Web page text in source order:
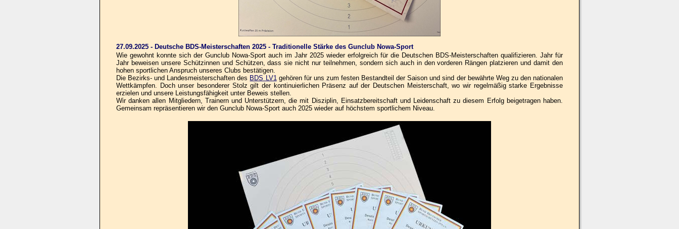
27.09.2025 - Deutsche BDS-Meisterschaften 2025 - Traditionelle Stärke des Gunclub Nowa-Sport
Wie gewohnt konnte sich der Gunclub Nowa-Sport auch im Jahr 2025 wieder erfolgreich für die Deutschen BDS-Meisterschaften qualifizieren. Jahr für
Jahr beweisen unsere Schützinnen und Schützen, dass sie nicht nur teilnehmen, sondern sich auch in den vorderen Rängen platzieren und damit den
hohen sportlichen Anspruch unseres Clubs bestätigen.
Die Bezirks- und Landesmeisterschaften des BDS LV1gehören für uns zum festen Bestandteil der Saison und sind der bewährte Weg zu den nationalen
Wettkämpfen. Doch unser besonderer Stolz gilt der kontinuierlichen Präsenz auf der Deutschen Meisterschaft, wo wir regelmäßig starke Ergebnisse
erzielen und unsere Leistungsfähigkeit unter Beweis stellen.
Wir danken allen Mitgliedern, Trainern und Unterstützern, die mit Disziplin, Einsatzbereitschaft und Leidenschaft zu diesem Erfolg beigetragen haben.
Gemeinsam repräsentieren wir den Gunclub Nowa-Sport auch 2025 wieder auf höchstem sportlichem Niveau.